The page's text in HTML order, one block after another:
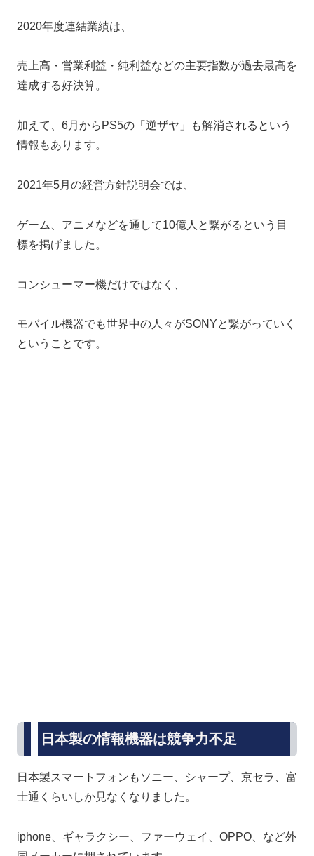
2020年度連結業績は、
売上高・営業利益・純利益などの主要指数が過去最高を
達成する好決算。
加えて、6月からPS5の「逆ザヤ」も解消されるという
情報もあります。
2021年5月の経営方針説明会では、
ゲーム、アニメなどを通して10億人と繋がるという目
標を掲げました。
コンシューマー機だけではなく、
モバイル機器でも世界中の人々がSONYと繋がっていく
ということです。
日本製の情報機器は競争力不足
日本製スマートフォンもソニー、シャープ、京セラ、富
士通くらいしか見なくなりました。
iphone、ギャラクシー、ファーウェイ、OPPO、など外